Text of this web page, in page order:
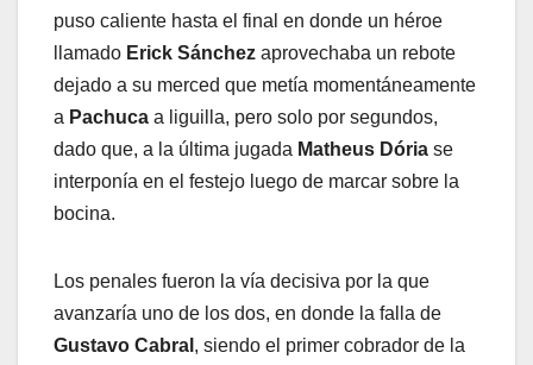
puso caliente hasta el final en donde un héroe
llamado Erick Sánchez aprovechaba un rebote
dejado a su merced que metía momentáneamente
a Pachuca a liguilla, pero solo por segundos,
dado que, a la última jugada Matheus Dória se
interponía en el festejo luego de marcar sobre la
bocina.
Los penales fueron la vía decisiva por la que
avanzaría uno de los dos, en donde la falla de
Gustavo Cabral , siendo el primer cobrador de la